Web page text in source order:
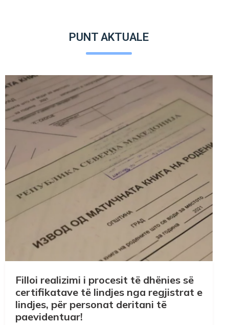
PUNT AKTUALE
Filloi realizimi i procesit të dhënies së
certifikatave të lindjes nga regjistrat e
lindjes, për personat deritani të
paevidentuar!